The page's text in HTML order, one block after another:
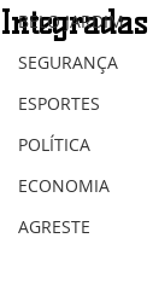
BELO JARDIM
SEGURANÇA
ESPORTES
POLÍTICA
ECONOMIA
AGRESTE
Integradas